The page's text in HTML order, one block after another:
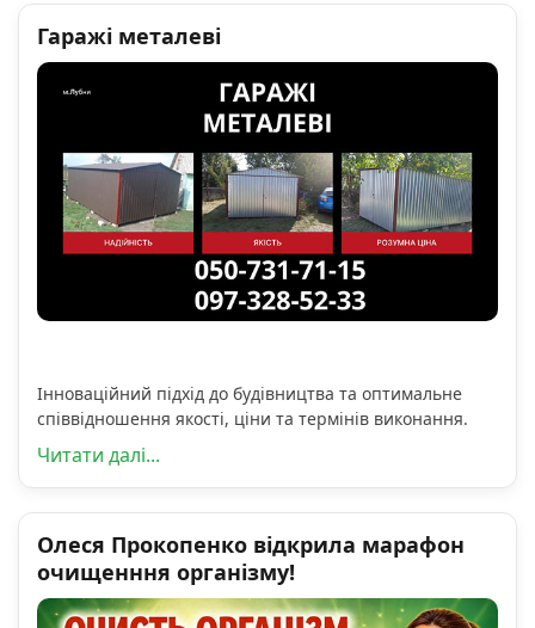
Гаражі металеві
Інноваційний підхід до будівництва та оптимальне
співвідношення якості, ціни та термінів виконання.
Читати далі...
Олеся Прокопенко відкрила марафон
очищенння організму!